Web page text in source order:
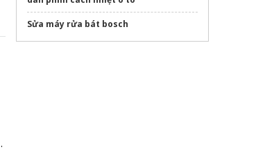
Sửa máy rửa bát bosch